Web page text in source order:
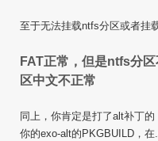
至于无法挂载ntfs分区或者挂
FAT正常，但是ntfs分
区中文不正常
同上，你肯定是打了alt补丁
你的exo-alt的PKGBUILD，